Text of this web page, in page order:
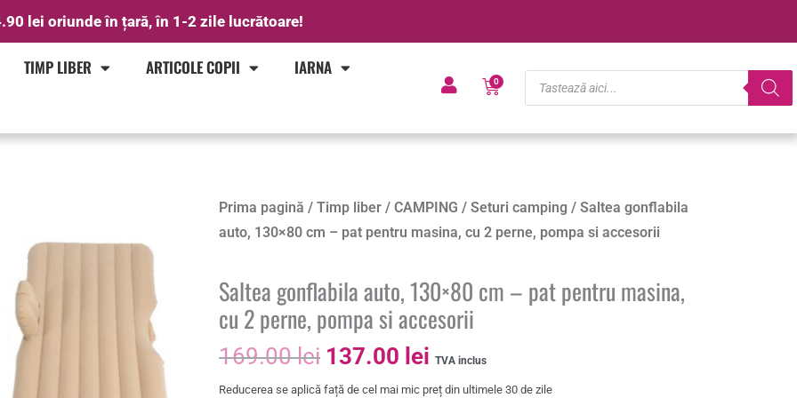
lei oriunde în țară, în 1-2 zile lucrătoare!
TIMP LIBER ARTICOLE COPII
IARNA
0
Cart
Products
search
Prima pagină /Timp liber /CAMPING /Seturi camping / Saltea gonflabila
auto, 130×80 cm – pat pentru masina, cu 2 perne, pompa si accesorii
Saltea gonflabila auto, 130×80 cm – pat pentru masina,
cu 2 perne, pompa si accesorii
169.00lei
Prețul
inițial
fost:
169.00 lei.
137.00 lei
Prețul
curent
137.00 lei.
TVA inclus
Reducerea se aplică față de cel mai mic preț din ultimele 30 de zile
Cantitate
Saltea
auto,
130x80
cm
–
pat